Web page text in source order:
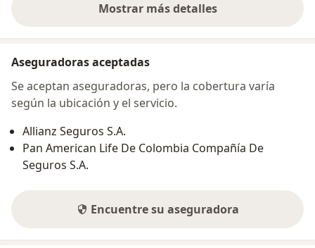
Mostrar más detalles
sobre la dirección
Aseguradoras aceptadas
Se aceptan aseguradoras, pero la cobertura varía
según la ubicación y el servicio.
Allianz Seguros S.A.
Pan American Life De Colombia Compañía De
Seguros S.A.
Encuentre su aseguradora